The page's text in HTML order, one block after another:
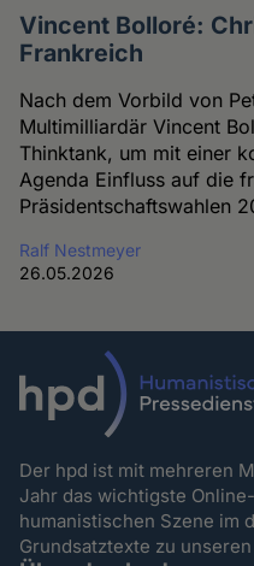
Vincent Bolloré:
Frankreich
Nach dem Vorbild von
Multimilliardär Vincent
Thinktank, um mit einer
Agenda Einfluss auf die
Präsidentschaftswahlen
Ralf Nestmeyer
26.05.2026
Der hpd ist mit mehreren
Jahr das wichtigste
humanistischen Szene im
Grundsatztexte zu